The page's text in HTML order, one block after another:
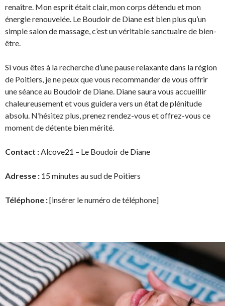
renaître. Mon esprit était clair, mon corps détendu et mon
énergie renouvelée. Le Boudoir de Diane est bien plus qu’un
simple salon de massage, c’est un véritable sanctuaire de bien-
être.
Si vous êtes à la recherche d’une pause relaxante dans la région
de Poitiers, je ne peux que vous recommander de vous offrir
une séance au Boudoir de Diane. Diane saura vous accueillir
chaleureusement et vous guidera vers un état de plénitude
absolu. N’hésitez plus, prenez rendez-vous et offrez-vous ce
moment de détente bien mérité.
Contact :Alcove21 – Le Boudoir de Diane
Adresse : 15 minutes au sud de Poitiers
Téléphone :[insérer le numéro de téléphone]